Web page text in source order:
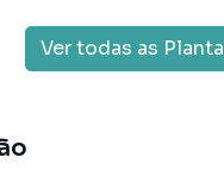
Ver todas as